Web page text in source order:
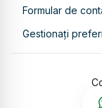
Formular de
Gestionați